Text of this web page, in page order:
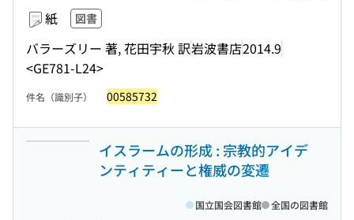
紙 図書
バラーズリー 著, 花田宇秋 訳岩波書店2014.9
<GE781-L24>
件名（識別子） 00585732
イスラームの形成 : 宗教的アイデ
ンティティーと権威の変遷
国立国会図書館 全国の図書館